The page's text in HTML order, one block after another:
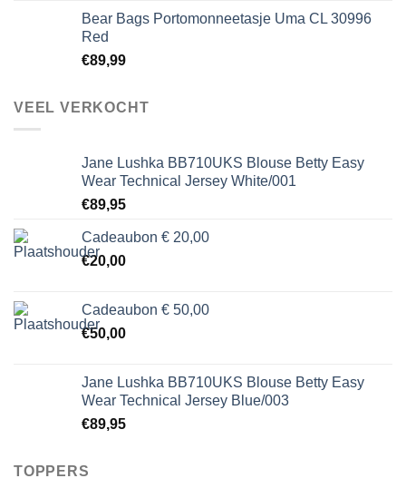
Bear Bags Portomonneetasje Uma CL 30996
Red
€89,99
VEEL VERKOCHT
Jane Lushka BB710UKS Blouse Betty Easy
Wear Technical Jersey White/001
€89,95
Cadeaubon € 20,00
€20,00
Cadeaubon € 50,00
€50,00
Jane Lushka BB710UKS Blouse Betty Easy
Wear Technical Jersey Blue/003
€89,95
TOPPERS